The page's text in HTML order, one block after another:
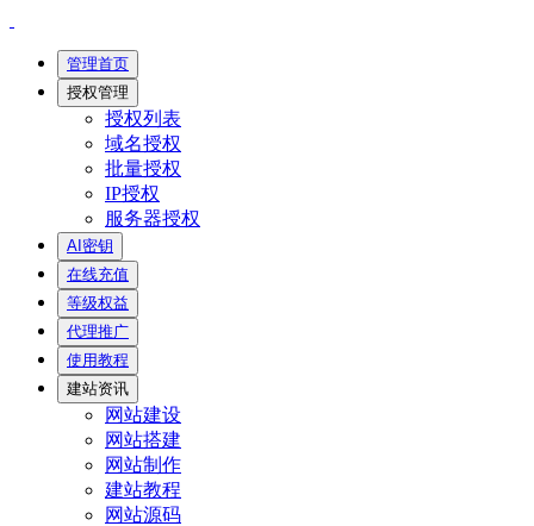
管理首页
授权管理
授权列表
域名授权
批量授权
IP授权
服务器授权
AI密钥
在线充值
等级权益
代理推广
使用教程
建站资讯
网站建设
网站搭建
网站制作
建站教程
网站源码